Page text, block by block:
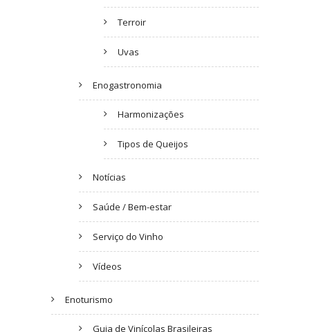
Terroir
Uvas
Enogastronomia
Harmonizações
Tipos de Queijos
Notícias
Saúde / Bem-estar
Serviço do Vinho
Vídeos
Enoturismo
Guia de Vinícolas Brasileiras